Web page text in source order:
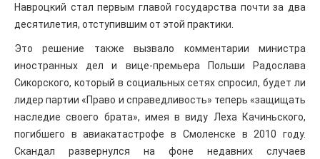
Навроцкий стал первым главой государства почти за два
десятилетия, отступившим от этой практики.
Это решение также вызвало комментарии министра
иностранных дел и вице-премьера Польши Радослава
Сикорского, который в социальных сетях спросил, будет ли
лидер партии «Право и справедливость» теперь «защищать
наследие своего брата», имея в виду Леха Качиньского,
погибшего в авиакатастрофе в Смоленске в 2010 году.
Скандал развернулся на фоне недавних случаев